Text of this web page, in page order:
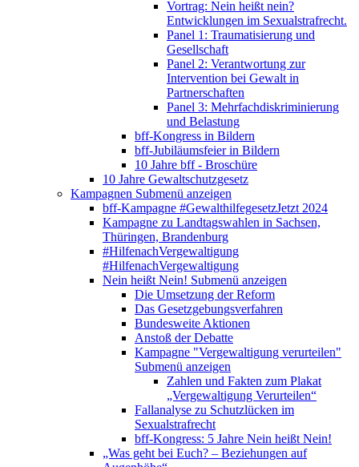
Vortrag: Nein heißt nein?
Entwicklungen im Sexualstrafrecht.
Panel 1: Traumatisierung und
Gesellschaft
Panel 2: Verantwortung zur
Intervention bei Gewalt in
Partnerschaften
Panel 3: Mehrfachdiskriminierung
und Belastung
bff-Kongress in Bildern
bff-Jubiläumsfeier in Bildern
10 Jahre bff - Broschüre
10 Jahre Gewaltschutzgesetz
Kampagnen Submenü anzeigen
bff-Kampagne #GewalthilfegesetzJetzt 2024
Kampagne zu Landtagswahlen in Sachsen,
Thüringen, Brandenburg
#HilfenachVergewaltigung
#HilfenachVergewaltigung
Nein heißt Nein! Submenü anzeigen
Die Umsetzung der Reform
Das Gesetzgebungsverfahren
Bundesweite Aktionen
Anstoß der Debatte
Kampagne "Vergewaltigung verurteilen"
Submenü anzeigen
Zahlen und Fakten zum Plakat
„Vergewaltigung Verurteilen“
Fallanalyse zu Schutzlücken im
Sexualstrafrecht
bff-Kongress: 5 Jahre Nein heißt Nein!
„Was geht bei Euch? – Beziehungen auf